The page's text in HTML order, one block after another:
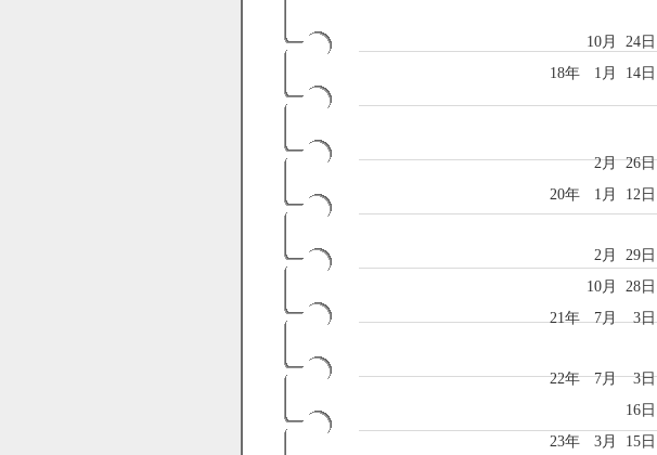
10月
24日
18年
1月 14日
2月 26日
20年
1月 12日
2月
29日
10月
28日
21年
7月 3日
22年
7月 3日
16日
23年
3月 15日